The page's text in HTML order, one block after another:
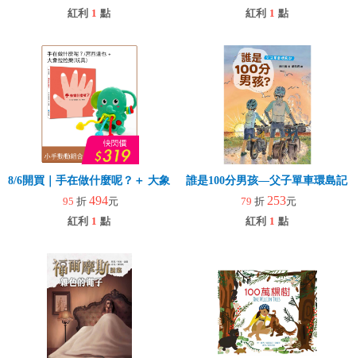
紅利 1 點
紅利 1 點
8/6開買｜手在做什麼呢？＋ 大象拉拉樂(玩具)
95 折 494元
紅利 1 點
誰是100分男孩—父子單車環島記
79 折 253元
紅利 1 點